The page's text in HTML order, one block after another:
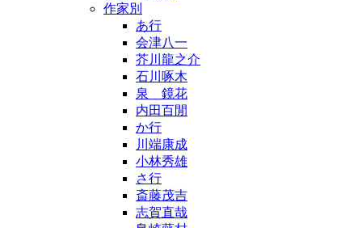
作家別
あ行
会津八一
芥川龍之介
石川啄木
泉 鏡花
内田百閒
か行
川端康成
小林秀雄
さ行
斎藤茂吉
志賀直哉